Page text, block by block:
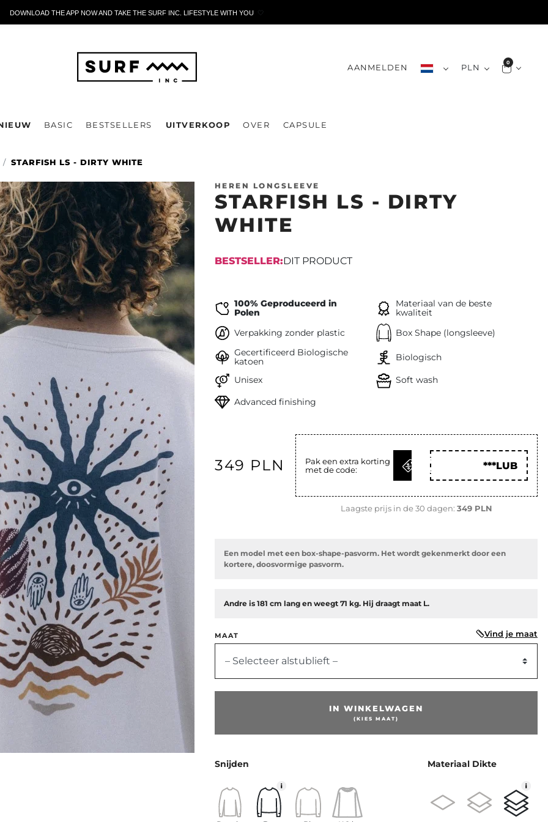
DOWNLOAD THE APP NOW AND TAKE THE SURF INC. LIFESTYLE WITH YOU 🤍
AANMELDEN PLN 0
BASIC BESTSELLERS UITVERKOOP OVER CAPSULE
STARFISH LS - DIRTY WHITE
Volgende
HEREN LONGSLEEVE
STARFISH LS - DIRTY
WHITE
BESTSELLER:DIT PRODUCTEINDIGT
100% Geproduceerd in
Polen
Materiaal van de beste
kwaliteit
Verpakking zonder plastic
Box Shape (longsleeve)
Gecertificeerd Biologische
katoen
Biologisch
Unisex
Soft wash
Advanced finishing
349 PLN
Pak een extra korting
met de code:
KRIJG
CODE
***LUB
Laagste prijs in de 30 dagen: 349 PLN
Een model met een box-shape-pasvorm. Het wordt gekenmerkt door een
kortere, doosvormige pasvorm.
Andre is 181 cm lang en weegt 71 kg. Hij draagt maat L.
MAAT Vind je maat
– Selecteer alstublieft –
IN WINKELWAGEN
(KIES MAAT)
Snijden Materiaal Dikte